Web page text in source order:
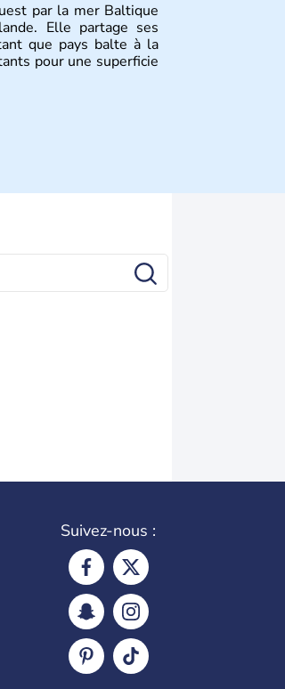
par la mer Baltique
Elle partage ses
que pays balte à la
pour une superficie
Suivez-nous :